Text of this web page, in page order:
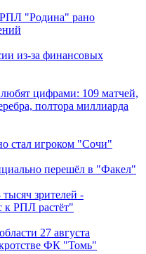
РПЛ "Родина" рано
из-за финансовых
цифрами: 109 матчей,
полтора миллиарда
стал игроком "Сочи"
перешёл в "Факел"
зрителей -
к РПЛ растёт"
27 августа
ФК "Томь"